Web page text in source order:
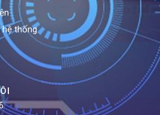
hệ thống